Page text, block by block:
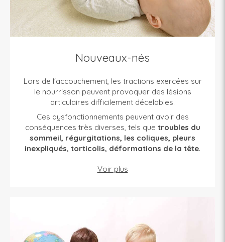
Nouveaux-nés
Lors de l'accouchement, les tractions exercées sur
le nourrisson peuvent provoquer des lésions
articulaires difficilement décelables.
Ces dysfonctionnements peuvent avoir des
conséquences très diverses, tels que troubles du
sommeil, régurgitations, les coliques, pleurs
inexpliqués, torticolis, déformations de la tête.
Voir plus